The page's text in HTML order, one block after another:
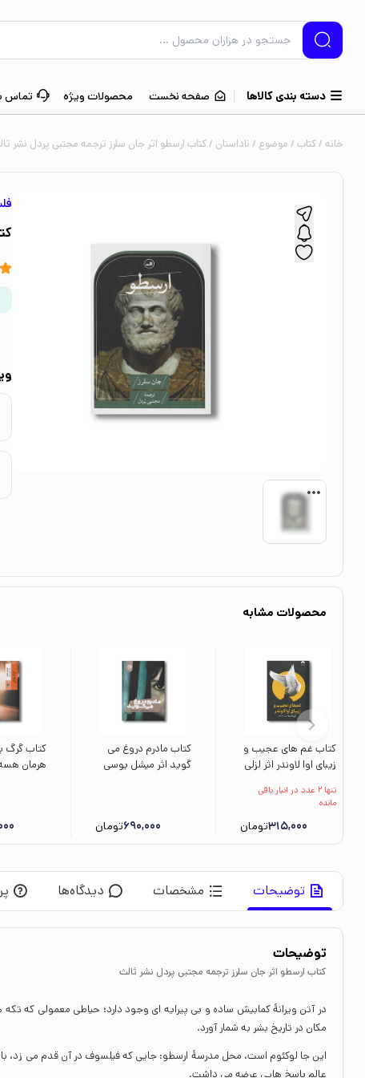
دسته بندی کالاها صفحه نخست محصولات ویژه تماس
خانه/کتاب/ موضوع / ناداستان / کتاب ارسطو اثر جان سلرز ترجمه مجتبی پردل نشر
محصولات مشابه
کتاب غم های عجیب و
زیبای اوا لاوندر اثر لزلی
صداقت کار نشر میلکان
تنها 2 عدد در انبار باقی
مانده
315,000تومان
کتاب مادرم دروغ می
گوید اثر میشل بوسی
690,000تومان
کتاب گرگ
هرمان
توضیحات مشخصات دیدگاه‌ها
توضیحات
کتاب ارسطو اثر جان سلرز ترجمه مجتبی پردل نشر ثالث
در آتن ویرانۀ کمابیش ساده‌ و بی‌ پیرایه‌ ای وجود دارد؛ حیاطی معمولی که
مکان در تاریخ بشر به شمار آورد.
این‌ جا لوکئوم است، محل مدرسۀ ارسطو: جایی که فیلسوف در آن قدم می‌ زد،
عالم پاسخ‌ هایی عرضه می‌ داشت.